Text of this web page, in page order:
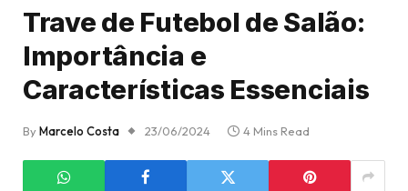
Trave de Futebol de Salão:
Importância e
Características Essenciais
ByMarcelo Costa 23/06/2024 4 Mins Read